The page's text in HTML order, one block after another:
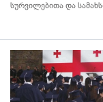
სურვილებითა და